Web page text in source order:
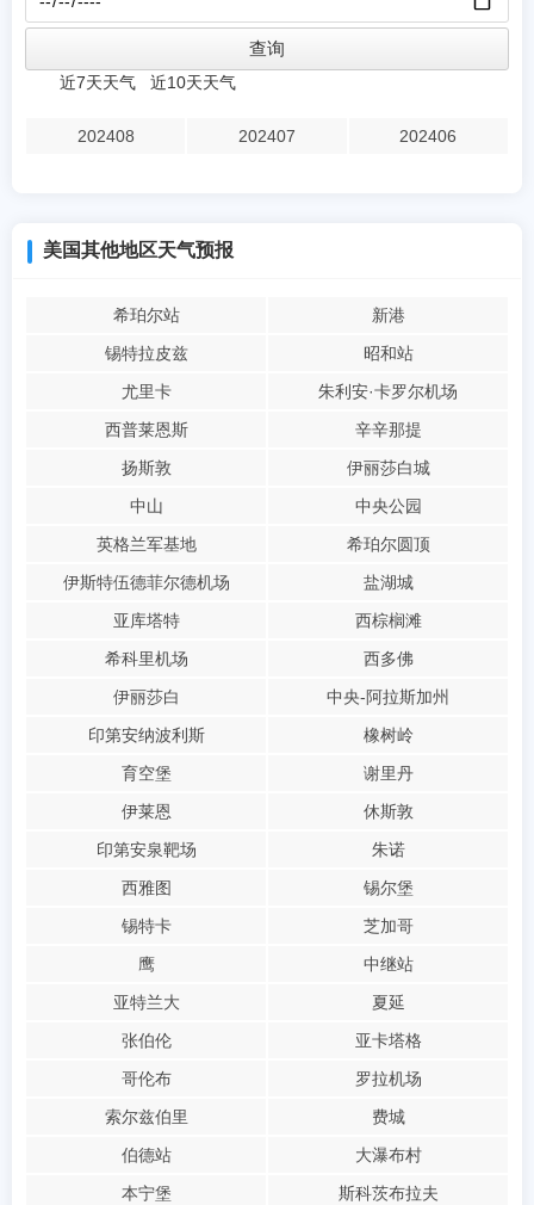
近7天天气 近10天天气
202408 202407 202406
美国其他地区天气预报
希珀尔站
新港
锡特拉皮兹
昭和站
尤里卡
朱利安·卡罗尔机场
西普莱恩斯
辛辛那提
扬斯敦
伊丽莎白城
中山
中央公园
英格兰军基地
希珀尔圆顶
伊斯特伍德菲尔德机场
盐湖城
亚库塔特
西棕榈滩
希科里机场
西多佛
伊丽莎白
中央-阿拉斯加州
印第安纳波利斯
橡树岭
育空堡
谢里丹
伊莱恩
休斯敦
印第安泉靶场
朱诺
西雅图
锡尔堡
锡特卡
芝加哥
鹰
中继站
亚特兰大
夏延
张伯伦
亚卡塔格
哥伦布
罗拉机场
索尔兹伯里
费城
伯德站
大瀑布村
本宁堡
斯科茨布拉夫